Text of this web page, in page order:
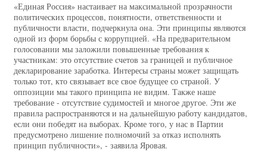
«Единая Россия» настаивает на максимальной прозрачности
политических процессов, понятности, ответственности и
публичности власти, подчеркнула она. Эти принципы являются
одной из форм борьбы с коррупцией. «На предварительном
голосовании мы заложили повышенные требования к
участникам: это отсутствие счетов за границей и публичное
декларирование заработка. Интересы страны может защищать
только тот, кто связывает все свое будущее со страной. У
оппозиции мы такого принципа не видим. Также наше
требование - отсутствие судимостей и многое другое. Эти же
правила распространяются и на дальнейшую работу кандидатов,
если они победят на выборах. Кроме того, у нас в Партии
предусмотрено лишение полномочий за отказ исполнять
принцип публичности», - заявила Яровая.